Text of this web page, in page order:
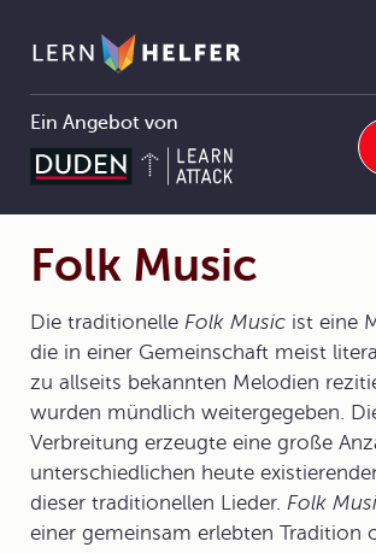
Ein Angebot von
Pfadnavigation
Englisch
Folk Music
Die traditionelle Folk Music ist eine
die in einer Gemeinschaft meist
zu allseits bekannten Melodien
wurden mündlich weitergegeben.
Verbreitung erzeugte eine große
unterschiedlichen heute
dieser traditionellen Lieder. Folk
einer gemeinsam erlebten Tradition